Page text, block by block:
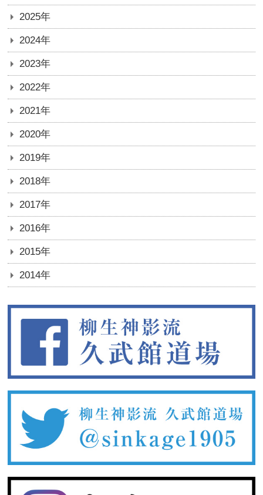
2025年
2024年
2023年
2022年
2021年
2020年
2019年
2018年
2017年
2016年
2015年
2014年